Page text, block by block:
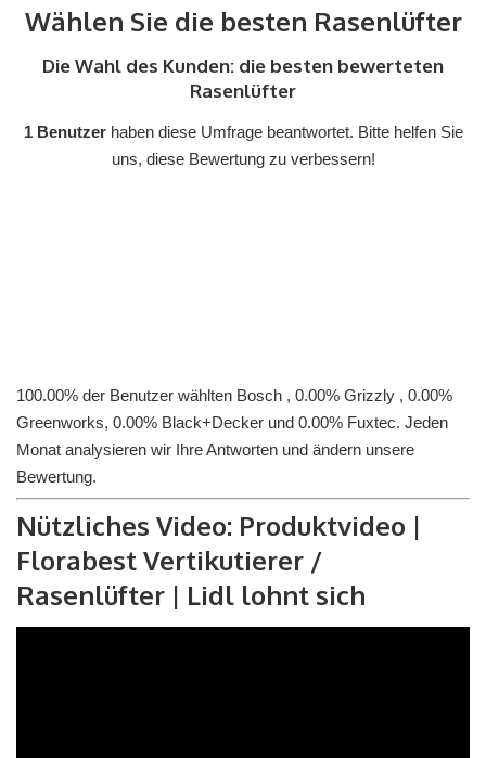
Wählen Sie die besten Rasenlüfter
Die Wahl des Kunden: die besten bewerteten
Rasenlüfter
1 Benutzerhaben diese Umfrage beantwortet. Bitte helfen Sie
uns, diese Bewertung zu verbessern!
100.00% der Benutzer wählten Bosch , 0.00% Grizzly , 0.00%
Greenworks, 0.00% Black+Decker und 0.00% Fuxtec. Jeden
Monat analysieren wir Ihre Antworten und ändern unsere
Bewertung.
Nützliches Video: Produktvideo |
Florabest Vertikutierer /
Rasenlüfter | Lidl lohnt sich